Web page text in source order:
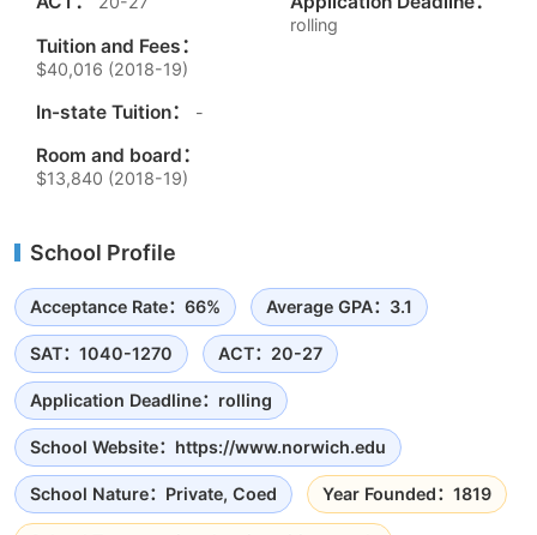
Tuition and Fees：
$40,016 (2018-19)
In-state Tuition： -
Room and board：
$13,840 (2018-19)
rolling
School Profile
Acceptance Rate：66% Average GPA：3.1
SAT：1040-1270 ACT：20-27
Application Deadline：rolling
School Website：https://www.norwich.edu
School Nature：Private, Coed Year Founded：1819